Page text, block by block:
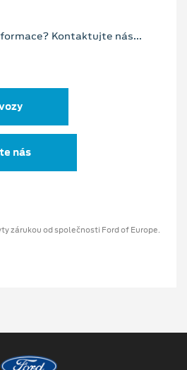
Kontaktujte nás...
nás
zárukou od společnosti Ford of Europe.